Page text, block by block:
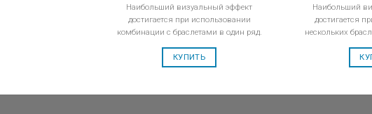
Наибольший визуальный эффект
достигается при использовании
комбинации с браслетами в один ряд.
КУПИТЬ
Наибольший
достигается
нескольких